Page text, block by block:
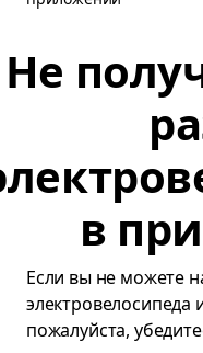
Не
в
Если вы не можете
электровелосипеда
пожалуйста,